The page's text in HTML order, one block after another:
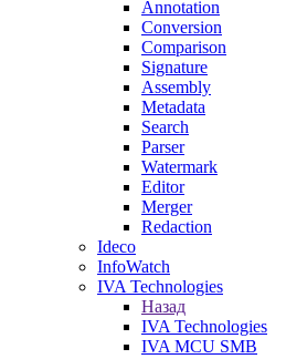
Annotation
Conversion
Comparison
Signature
Assembly
Metadata
Search
Parser
Watermark
Editor
Merger
Redaction
Ideco
InfoWatch
IVA Technologies
Назад
IVA Technologies
IVA MCU SMB